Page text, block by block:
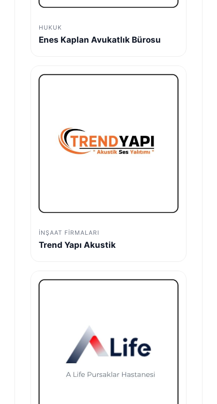
HUKUK
Enes Kaplan Avukatlık Bürosu
İNŞAAT FIRMALARI
Trend Yapı Akustik